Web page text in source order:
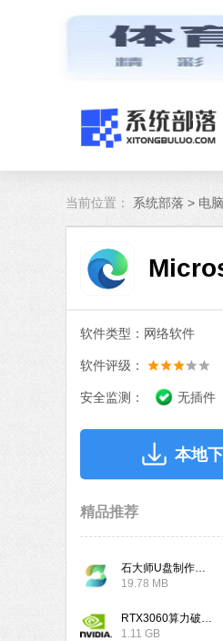
当前位置： 系统部落 > 电
软件类型：网络软件
软件评级：
安全监测： 无插件
本地
精品推荐
19.78 MB
1.11 GB